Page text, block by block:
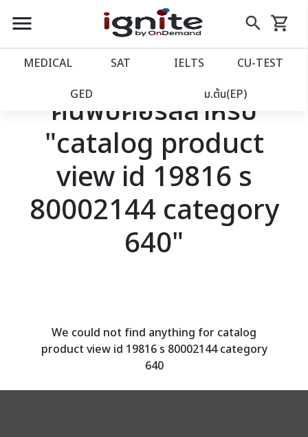
close
account_balance หน้าแรก
เว็บไซต์อิกไนท์
โปรโมชั่น
วางแผนการเรียน
account_circle เข้าสู่ระบบ
menu search
Skip
to
shopping_cart
รถเข็น
MEDICAL SAT IELTS CU‑TEST
GED ม.ต้น(EP)
ค้นพบคอร์สสำหรับ
"catalog product
view id 19816 s
80002144 category
640"
We could not find anything for catalog
product view id 19816 s 80002144 category
640